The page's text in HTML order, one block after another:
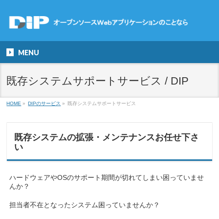
MENU
既存システムサポートサービス / DIP
HOME » DIPのサービス » 既存システムサポートサービス
既存システムの拡張・メンテナンスお任せ下さ
い
ハードウェアやOSのサポート期間が切れてしまい困っていませ
んか？
担当者不在となったシステム困っていませんか？